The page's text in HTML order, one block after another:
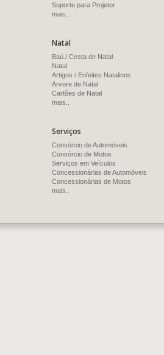
Suporte para Projetor
mais..
Natal
Baú / Cesta de Natal
Natal
Artigos / Enfeites Natalinos
Árvore de Natal
Cartões de Natal
mais..
Serviços
Consórcio de Automóveis
Consórcio de Motos
Serviços em Veículos
Concessionárias de Automóveis
Concessionárias de Motos
mais..